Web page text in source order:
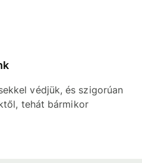
védjük, és szigorúan
tehát bármikor